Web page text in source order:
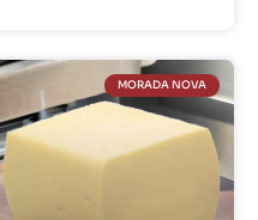
MORADA NOVA